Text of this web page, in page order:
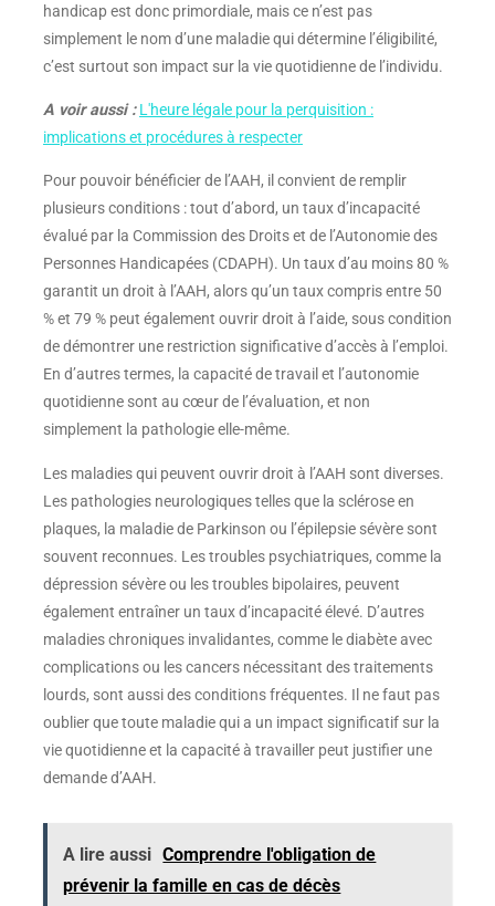
handicap est donc primordiale, mais ce n’est pas
simplement le nom d’une maladie qui détermine l’éligibilité,
c’est surtout son impact sur la vie quotidienne de l’individu.
A voir aussi : L'heure légale pour la perquisition :
implications et procédures à respecter
Pour pouvoir bénéficier de l’AAH, il convient de remplir
plusieurs conditions : tout d’abord, un taux d’incapacité
évalué par la Commission des Droits et de l’Autonomie des
Personnes Handicapées (CDAPH). Un taux d’au moins 80 %
garantit un droit à l’AAH, alors qu’un taux compris entre 50
% et 79 % peut également ouvrir droit à l’aide, sous condition
de démontrer une restriction significative d’accès à l’emploi.
En d’autres termes, la capacité de travail et l’autonomie
quotidienne sont au cœur de l’évaluation, et non
simplement la pathologie elle-même.
Les maladies qui peuvent ouvrir droit à l’AAH sont diverses.
Les pathologies neurologiques telles que la sclérose en
plaques, la maladie de Parkinson ou l’épilepsie sévère sont
souvent reconnues. Les troubles psychiatriques, comme la
dépression sévère ou les troubles bipolaires, peuvent
également entraîner un taux d’incapacité élevé. D’autres
maladies chroniques invalidantes, comme le diabète avec
complications ou les cancers nécessitant des traitements
lourds, sont aussi des conditions fréquentes. Il ne faut pas
oublier que toute maladie qui a un impact significatif sur la
vie quotidienne et la capacité à travailler peut justifier une
demande d’AAH.
A lire aussi Comprendre l'obligation de
prévenir la famille en cas de décès